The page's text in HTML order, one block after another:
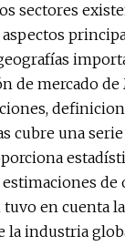
sectores
de mercado
cubre una
de
en cuenta
industria